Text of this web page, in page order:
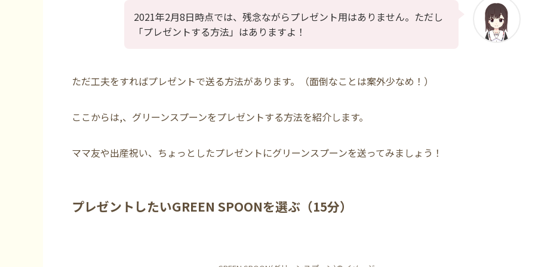
2021年2月8日時点では、残念ながらプレゼント用はありません。ただし
「プレゼントする方法」はありますよ！
ただ工夫をすればプレゼントで送る方法があります。（面倒なことは案外少なめ！）
ここからは,、 グリーンスプーンをプレゼントする方法を紹介します。
ママ友や出産祝い、ちょっとしたプレゼントにグリーンスプーンを送ってみましょう！
プレゼントしたいGREEN SPOONを選ぶ（15分）